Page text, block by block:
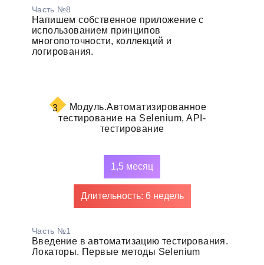
Часть №8
Напишем собственное приложение с
использованием принципов
многопоточности, коллекций и
логирования.
3 Модуль.Автоматизированное
тестирование на Selenium, API-
тестирование
1,5 месяц
Длительность: 6 недель
Часть №1
Введение в автоматизацию тестирования.
Локаторы. Первые методы Selenium